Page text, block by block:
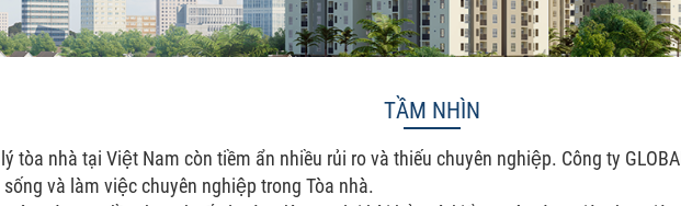
TẦM NHÌN
tòa nhà tại Việt Nam còn tiềm ẩn nhiều rủi ro và thiếu chuyên nghiệp. Công ty
và làm việc chuyên nghiệp trong Tòa nhà.